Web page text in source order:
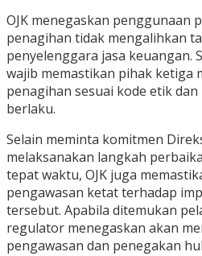
OJK menegaskan penggunaan
penagihan tidak mengalihkan
penyelenggara jasa keuangan.
wajib memastikan pihak ketiga
penagihan sesuai kode etik
berlaku.
Selain meminta komitmen
melaksanakan langkah
tepat waktu, OJK juga
pengawasan ketat terhadap
tersebut. Apabila ditemukan
regulator menegaskan akan
pengawasan dan penegakan